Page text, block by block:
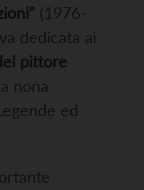
(1976-
dedicata ai
pittore
nona
ed